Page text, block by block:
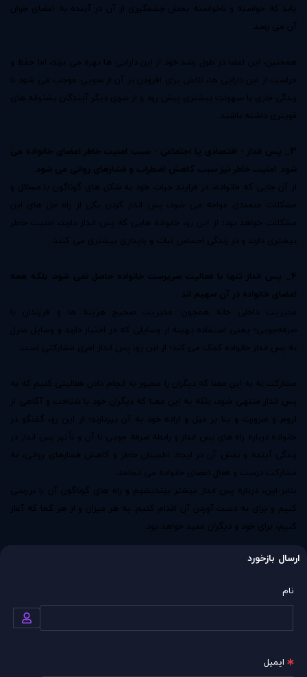
یابد که خواسته و ناخواسته بخش چشمگیری از آن در آینده به اعضای جوان
آن می رسد.
همچنین، این اعضا در طول رشد خود از این دارایی ها بهره می برند، اما حفظ و
حراست از این دارایی ها، تلاش برای افزودن بر آن از سویی موجب می شود تا
زندگی جاری با سهولت بیشتری پیش رود و از سوی دیگر آیندگان پشتوانه های
قویتری داشته باشند.
3_ پس انداز - اقتصادی یا اجتماعی - سبب امنیت خاطر اعضای خانواده می
شود. امنیت خاطر نیز سبب کاهش اضطراب و فشارهای روانی می شود.
از آن جایی که خانواده، در فرایند حیات خود به شکل های گوناگون با مسائل و
مشکلات متعددی مواجه می شود، پس انداز کردن یکی از راه‌ حل های این
مشکلات خواهد بود؛ از این رو، خانواده هایی که پس انداز دارند، امنیت خاطر
بیشتری دارند و در زندگی احساس ثبات و پایداری بیشتری می کنند.
4_ پس انداز تنها با فعالیت سرپرست خانواده حاصل نمی شود، بلکه همه
اعضای خانواده در آن سهیم اند
مدیریت داخلی خانه همچون: مدیریت صحیح هزینه ها و فرزندان با
صرفه‌جویی؛ یعنی استفاده بهینه از وسایلی که در اختیار دارند و وسایل منزل
به پس انداز خانواده کمک می کند؛ از این رو، پس انداز امری مشارکتی است.
مشارکت نه به این معنا که دیگران را مجبور به انجام دادن فعالیتی کنیم که به
پس انداز منتهی شود، بلکه به این معنا که دیگران خود با شناخت و آگاهی از
لزوم و ضرورت و بنا بر میل و اراده خود به آن بپردازند؛ از این رو، گفتگو در
خانواده درباره ‌راه های پس انداز و رابطه صرفه جویی با آن و تأثیر پس انداز در
زندگی آینده و نقش آن در ایجاد اطمینان خاطر و کاهش فشارهای روانی، به
مشارکت درست و فعال اعضای خانواده می انجامد.
بنابر این، درباره پس انداز بیشتر بیندیشیم و راه های گوناگون آن را بررسی
کنیم و برای به دست آوردن آن اقدام کنیم. به هر میزان و از هر کجا که آغاز
کنیم، برای خود و دیگران مفید خواهد بود.
ارسال بازخورد
نام
ایمیل